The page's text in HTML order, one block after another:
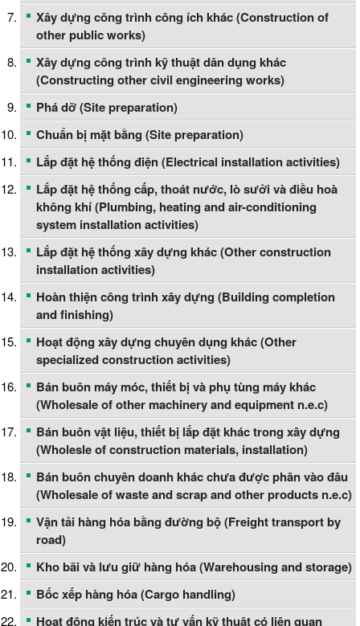
Xây dựng công trình công ích khác (Construction of
other public works)
Xây dựng công trình kỹ thuật dân dụng khác
(Constructing other civil engineering works)
Phá dỡ (Site preparation)
Chuẩn bị mặt bằng (Site preparation)
Lắp đặt hệ thống điện (Electrical installation activities)
Lắp đặt hệ thống cấp, thoát nước, lò sưởi và điều hoà
không khí (Plumbing, heating and air-conditioning
system installation activities)
Lắp đặt hệ thống xây dựng khác (Other construction
installation activities)
Hoàn thiện công trình xây dựng (Building completion
and finishing)
Hoạt động xây dựng chuyên dụng khác (Other
specialized construction activities)
Bán buôn máy móc, thiết bị và phụ tùng máy khác
(Wholesale of other machinery and equipment n.e.c)
Bán buôn vật liệu, thiết bị lắp đặt khác trong xây dựng
(Wholesle of construction materials, installation)
Bán buôn chuyên doanh khác chưa được phân vào đâu
(Wholesale of waste and scrap and other products n.e.c)
Vận tải hàng hóa bằng đường bộ (Freight transport by
road)
Kho bãi và lưu giữ hàng hóa (Warehousing and storage)
Bốc xếp hàng hóa (Cargo handling)
Hoạt động kiến trúc và tư vấn kỹ thuật có liên quan